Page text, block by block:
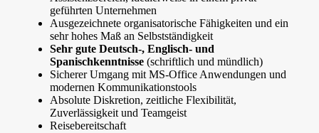
geführten Unternehmen
Ausgezeichnete organisatorische Fähigkeiten und ein
sehr hohes Maß an Selbstständigkeit
Sehr gute Deutsch-, Englisch- und
Spanischkenntnisse (schriftlich und mündlich)
Sicherer Umgang mit MS-Office Anwendungen und
modernen Kommunikationstools
Absolute Diskretion, zeitliche Flexibilität,
Zuverlässigkeit und Teamgeist
Reisebereitschaft